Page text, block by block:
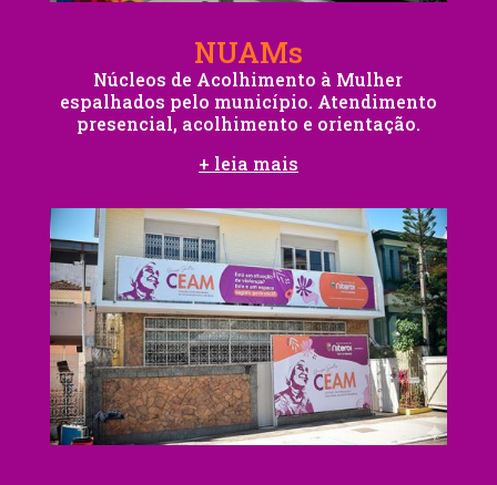
NUAMs
Núcleos de Acolhimento à Mulher
espalhados pelo município. Atendimento
presencial, acolhimento e orientação.
+ leia mais